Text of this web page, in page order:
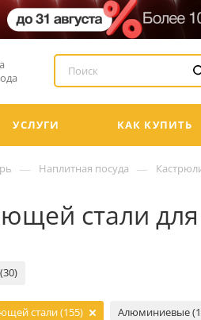
УСЛУГИ КАК КУПИТЬ
— Наплитная посуда —
стали
стали (155) Алюминиевые